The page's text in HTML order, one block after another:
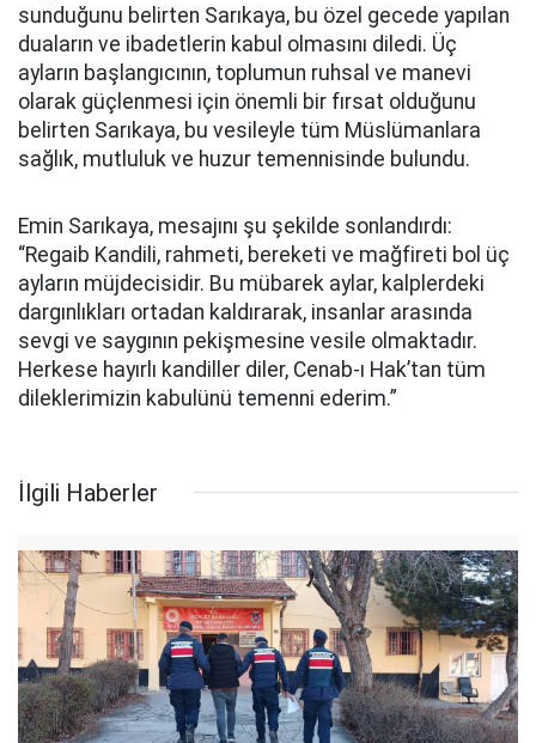
sunduğunu belirten Sarıkaya, bu özel gecede yapılan
duaların ve ibadetlerin kabul olmasını diledi. Üç
ayların başlangıcının, toplumun ruhsal ve manevi
olarak güçlenmesi için önemli bir fırsat olduğunu
belirten Sarıkaya, bu vesileyle tüm Müslümanlara
sağlık, mutluluk ve huzur temennisinde bulundu.
Emin Sarıkaya, mesajını şu şekilde sonlandırdı:
“Regaib Kandili, rahmeti, bereketi ve mağfireti bol üç
ayların müjdecisidir. Bu mübarek aylar, kalplerdeki
dargınlıkları ortadan kaldırarak, insanlar arasında
sevgi ve saygının pekişmesine vesile olmaktadır.
Herkese hayırlı kandiller diler, Cenab-ı Hak’tan tüm
dileklerimizin kabulünü temenni ederim.”
İlgili Haberler